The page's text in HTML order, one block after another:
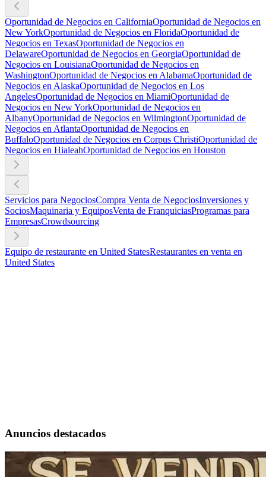
Oportunidad de Negocios en CaliforniaOportunidad de Negocios en
New YorkOportunidad de Negocios en FloridaOportunidad de
Negocios en TexasOportunidad de Negocios en
DelawareOportunidad de Negocios en GeorgiaOportunidad de
Negocios en LouisianaOportunidad de Negocios en
WashingtonOportunidad de Negocios en AlabamaOportunidad de
Negocios en AlaskaOportunidad de Negocios en Los
AngelesOportunidad de Negocios en MiamiOportunidad de
Negocios en New YorkOportunidad de Negocios en
AlbanyOportunidad de Negocios en WilmingtonOportunidad de
Negocios en AtlantaOportunidad de Negocios en
BuffaloOportunidad de Negocios en Corpus ChristiOportunidad de
Negocios en HialeahOportunidad de Negocios en Houston
Servicios para NegociosCompra Venta de NegociosInversiones y
SociosMaquinaria y EquiposVenta de FranquiciasProgramas para
EmpresasCrowdsourcing
Equipo de restaurante en United StatesRestaurantes en venta en
United States
Anuncios destacados